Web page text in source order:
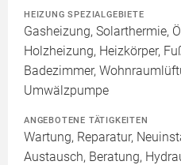
HEIZUNG SPEZIALGEBIETE
Gasheizung, Solarthermie,
Holzheizung, Heizkörper,
Badezimmer,
Umwälzpumpe
ANGEBOTENE TÄTIGKEITEN
Wartung, Reparatur,
Austausch, Beratung,